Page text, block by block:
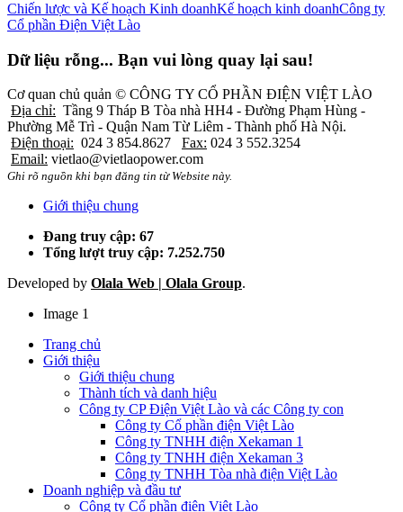
Chiến lược và Kế hoạch Kinh doanhKế hoạch kinh doanhCông ty
Cổ phần Điện Việt Lào
Dữ liệu rỗng... Bạn vui lòng quay lại sau!
Cơ quan chủ quản © CÔNG TY CỔ PHẦN ĐIỆN VIỆT LÀO
Địa chỉ: Tầng 9 Tháp B Tòa nhà HH4 - Đường Phạm Hùng -
Phường Mễ Trì - Quận Nam Từ Liêm - Thành phố Hà Nội.
Điện thoại: 024 3 854.8627 Fax: 024 3 552.3254
Email: vietlao@vietlaopower.com
Ghi rõ nguồn khi bạn đăng tin từ Website này.
Giới thiệu chung
Đang truy cập: 67
Tổng lượt truy cập: 7.252.750
Developed by Olala Web | Olala Group.
Image 1
Trang chủ
Giới thiệu
Giới thiệu chung
Thành tích và danh hiệu
Công ty CP Điện Việt Lào và các Công ty con
Công ty Cổ phần điện Việt Lào
Công ty TNHH điện Xekaman 1
Công ty TNHH điện Xekaman 3
Công ty TNHH Tòa nhà điện Việt Lào
Doanh nghiệp và đầu tư
Công ty Cổ phần điện Việt Lào